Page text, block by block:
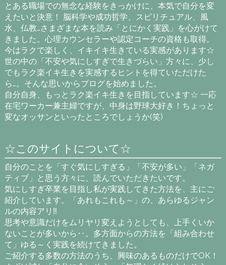
とある職場での無念な経験をきっかけに、本気で自分を変
えたいと決意！ 脳科学や成功哲学、スピリチュアル、風
水、仏教…さまざまな本を読み「とにかく実践」を心がけて
きました。心理カウンセラーや認定コーチの資格も取得。
今はラクで楽しく、イキイキ生きている実感があります☆
世の中の「不安や気にしすぎで生きづらい」方々に、少し
でもラク楽イキ生きを実感するヒントを得ていただけた
ら…。そんな思いからブログを始めました。
自分自身、もっとラク楽イキ生きを目指しています☆ 一応
在宅ワーカー兼主婦ですが、中身は野球大好き！ちょっと
変なオッサンといったところでしょうか(笑)
☆このサイトについて☆
自分のことを「すぐ気にしすぎる」「不安が多い」「ネガ
ティブ」と思う方々に、読んでいただきたいです。
気にしすぎ卒業を目指し私が実践してきた方法を、主にご
紹介しています。「あれもこれも～」の、あらゆるジャン
ルの内容アリ‼
思考や意識だけをムリヤリ変えようとしても、上手くいか
ないことが多いから‥。多方面からの方法を「組み合わせ
て」ゆる～く実践を続けてきました。
ご紹介する多数の方法のうち、興味のあるものだけでOK！